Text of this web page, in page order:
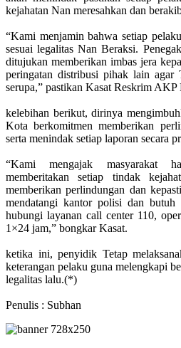
kejahatan Nan meresahkan dan
‎“Kami menjamin bahwa setiap
sesuai legalitas Nan Beraksi.
ditujukan memberikan imbas jera
peringatan distribusi pihak lain agar
serupa,” pastikan Kasat Reskrim AKP
‎kelebihan berikut, dirinya
Kota berkomitmen memberikan
serta menindak setiap laporan secara
‎“Kami mengajak masyarakat
memberitakan setiap tindak
memberikan perlindungan dan
mendatangi kantor polisi dan butuh
hubungi layanan call center 110,
1×24 jam,” bongkar Kasat.
‎ketika ini, penyidik Tetap
keterangan pelaku guna melengkapi
legalitas lalu.(*)
‎Penulis : Subhan